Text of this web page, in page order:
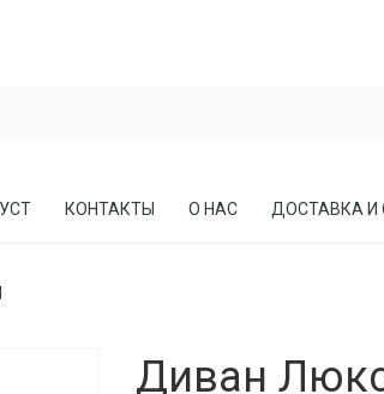
КАБИНЕТЫ,
КОНТАКТЫ О НАС ДОСТАВКА И
Диван